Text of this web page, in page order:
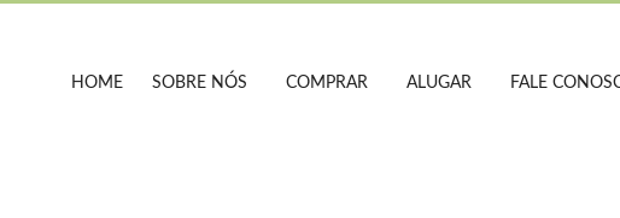
HOME SOBRE NÓS COMPRAR ALUGAR FALE